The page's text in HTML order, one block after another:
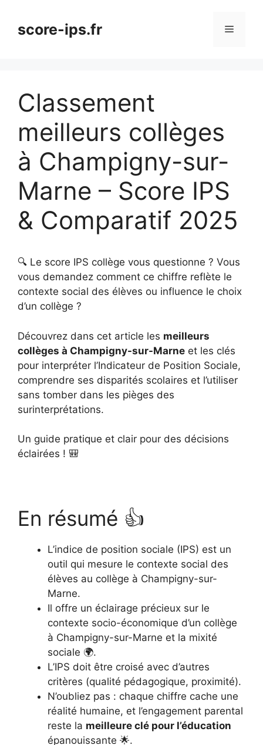
contenuscore-ips.fr Menu
Classement
meilleurs collèges
à Champigny-sur-
Marne – Score IPS
& Comparatif 2025
🔍 Le score IPS collège vous questionne ? Vous
vous demandez comment ce chiffre reflète le
contexte social des élèves ou influence le choix
d’un collège ?
Découvrez dans cet article les meilleurs
collèges à Champigny-sur-Marne et les clés
pour interpréter l’Indicateur de Position Sociale,
comprendre ses disparités scolaires et l’utiliser
sans tomber dans les pièges des
surinterprétations.
Un guide pratique et clair pour des décisions
éclairées ! 🎒
En résumé 👍
L’indice de position sociale (IPS) est un
outil qui mesure le contexte social des
élèves au collège à Champigny-sur-
Marne.
Il offre un éclairage précieux sur le
contexte socio-économique d’un collège
à Champigny-sur-Marne et la mixité
sociale 🌍.
L’IPS doit être croisé avec d’autres
critères (qualité pédagogique, proximité).
N’oubliez pas : chaque chiffre cache une
réalité humaine, et l’engagement parental
reste la meilleure clé pour l’éducation
épanouissante 🌟.